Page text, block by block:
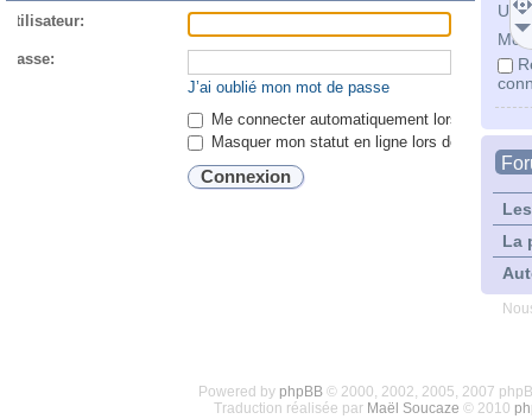
Mot
La
passe:
J’ai oublié mon mot de passe
Me connecter automatiquement lors de
Masquer mon statut en ligne lors de cette
Powered by phpBB© 2000, 2002, 2005, 2007
Traduction réalisée par Maël Soucaze © 2010